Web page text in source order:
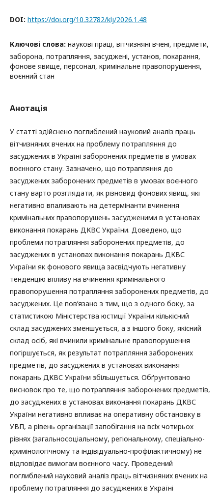
DOI: https://doi.org/10.32782/klj/2026.1.48
Ключові слова: наукові праці, вітчизняні вчені, предмети,
заборона, потрапляння, засуджені, установ, покарання,
фонове явище, персонал, кримінальне правопорушення,
воєнний стан
Анотація
У статті здійснено поглиблений науковий аналіз праць
вітчизняних вчених на проблему потрапляння до
засуджених в Україні заборонених предметів в умовах
воєнного стану. Зазначено, що потрапляння до
засуджених заборонених предметів в умовах воєнного
стану варто розглядати, як різновид фонових явищ, які
негативно впаливають на детермінанти вчинення
кримінальних правопорушень засудженими в установах
виконання покарань ДКВС України. Доведено, що
проблеми потрапляння заборонених предметів, до
засуджених в установах виконання покарань ДКВС
України як фонового явища засвідчують негативну
тенденцію впливу на вчинення кримінального
правопорушення потрапляння заборонених предметів, до
засуджених. Це пов’язано з тим, що з одного боку, за
статистикою Міністерства юстиції України кількісний
склад засуджених зменшується, а з іншого боку, якісний
склад осіб, які вчинили кримінальне правопорушення
погіршується, як результат потрапляння заборонених
предметів, до засуджених в установах виконання
покарань ДКВС України збільшується. Обґрунтовано
висновок про те, що потрапляння заборонених предметів,
до засуджених в установах виконання покарань ДКВС
України негативно впливає на оперативну обстановку в
УВП, а рівень організації запобігання на всіх чотирьох
рівнях (загальносоціальному, регіональному, спеціально-
кримінологічному та індівідуально-профілактичному) не
відповідає вимогам воєнного часу. Проведений
поглиблений науковий аналіз праць вітчизняних вчених на
проблему потрапляння до засуджених в Україні